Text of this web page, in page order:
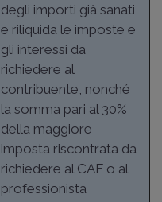
degli importi già sanati
e riliquida le imposte e
gli interessi da
richiedere al
contribuente, nonché
la somma pari al 30%
della maggiore
imposta riscontrata da
richiedere al CAF o al
professionista